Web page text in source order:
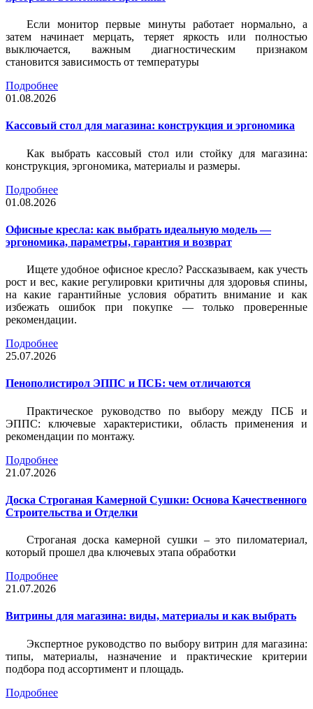
Если монитор первые минуты работает нормально, а
затем начинает мерцать, теряет яркость или полностью
выключается, важным диагностическим признаком
становится зависимость от температуры
Подробнее
01.08.2026
Кассовый стол для магазина: конструкция и эргономика
Как выбрать кассовый стол или стойку для магазина:
конструкция, эргономика, материалы и размеры.
Подробнее
01.08.2026
Офисные кресла: как выбрать идеальную модель —
эргономика, параметры, гарантия и возврат
Ищете удобное офисное кресло? Рассказываем, как учесть
рост и вес, какие регулировки критичны для здоровья спины,
на какие гарантийные условия обратить внимание и как
избежать ошибок при покупке — только проверенные
рекомендации.
Подробнее
25.07.2026
Пенополистирол ЭППС и ПСБ: чем отличаются
Практическое руководство по выбору между ПСБ и
ЭППС: ключевые характеристики, область применения и
рекомендации по монтажу.
Подробнее
21.07.2026
Доска Строганая Камерной Сушки: Основа Качественного
Строительства и Отделки
Строганая доска камерной сушки – это пиломатериал,
который прошел два ключевых этапа обработки
Подробнее
21.07.2026
Витрины для магазина: виды, материалы и как выбрать
Экспертное руководство по выбору витрин для магазина:
типы, материалы, назначение и практические критерии
подбора под ассортимент и площадь.
Подробнее